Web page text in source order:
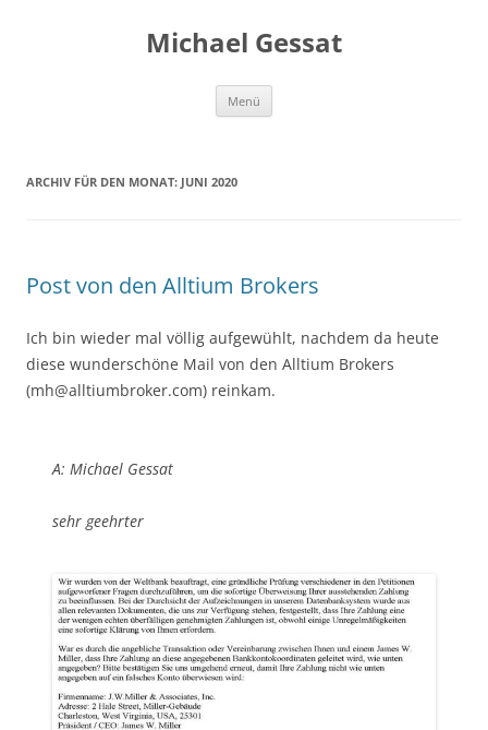
Michael Gessat
Menü
ARCHIV FÜR DEN MONAT: JUNI 2020
Post von den Alltium Brokers
Ich bin wieder mal völlig aufgewühlt, nachdem da heute
diese wunderschöne Mail von den Alltium Brokers
(mh@alltiumbroker.com) reinkam.
A: Michael Gessat
sehr geehrter